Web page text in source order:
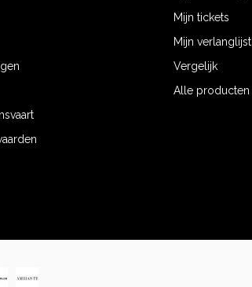
Mijn tickets
Mijn verlanglijst
Vergelijk
Alle producten